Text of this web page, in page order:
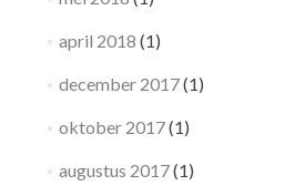
april 2018 (1)
december 2017(1)
oktober 2017(1)
augustus 2017(1)